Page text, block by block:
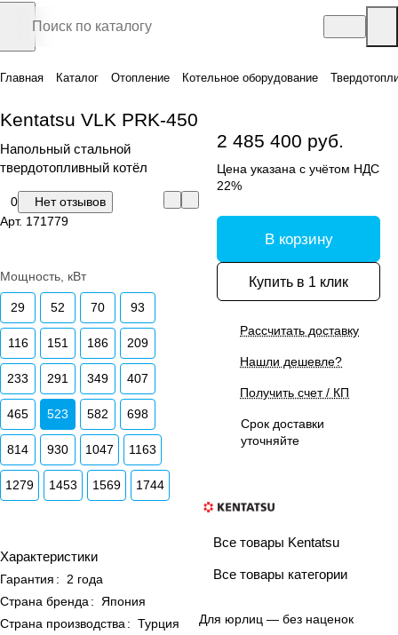
Главная Каталог Отопление Котельное оборудование
Kentatsu VLK PRK-450
Напольный стальной
твердотопливный котёл
0
Нет отзывов
Арт. 171779
Мощность, кВт
29 52 70 93
116 151 186 209
233 291 349 407
465 523 582 698
814 930 1047 1163
1279 1453 1569 1744
Характеристики
Гарантия :
2 года
Страна бренда :
Япония
Страна производства : Турция
2 485 400 руб.
Цена указана с учётом НДС
22%
В корзину
Купить в 1 клик
Рассчитать доставку
Нашли дешевле?
Получить счет / КП
Срок доставки
уточняйте
Все товары Kentatsu
Все товары категории
Для юрлиц — без наценок